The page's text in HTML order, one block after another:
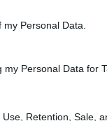
Personal Data.
Personal Data for
Retention, Sale,
Να έχει
Ένας βασικός
λέγοντας ότι η
η μεγάλη, η